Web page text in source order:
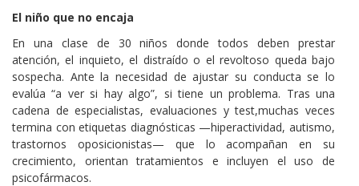
El niño que no encaja
En una clase de 30 niños donde todos deben prestar
atención, el inquieto, el distraído o el revoltoso queda bajo
sospecha. Ante la necesidad de ajustar su conducta se lo
evalúa “a ver si hay algo”, si tiene un problema. Tras una
cadena de especialistas, evaluaciones y test,muchas veces
termina con etiquetas diagnósticas —hiperactividad, autismo,
trastornos oposicionistas— que lo acompañan en su
crecimiento, orientan tratamientos e incluyen el uso de
psicofármacos.